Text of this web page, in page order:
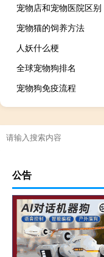
宠物店和宠物医院区别
宠物猫的饲养方法
人妖什么梗
全球宠物狗排名
宠物狗免疫流程
公告